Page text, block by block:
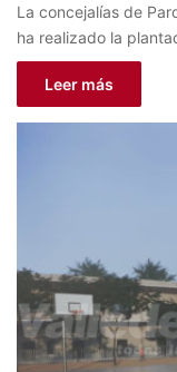
La concejalías de
ha realizado la
Leer más